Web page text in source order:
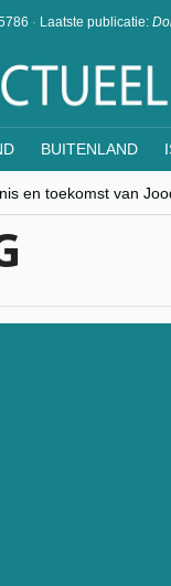
· Laatste publicatie:
BUITENLAND
en toekomst van
hoe moeilijk
– Boekarest: de
in België op de
website en